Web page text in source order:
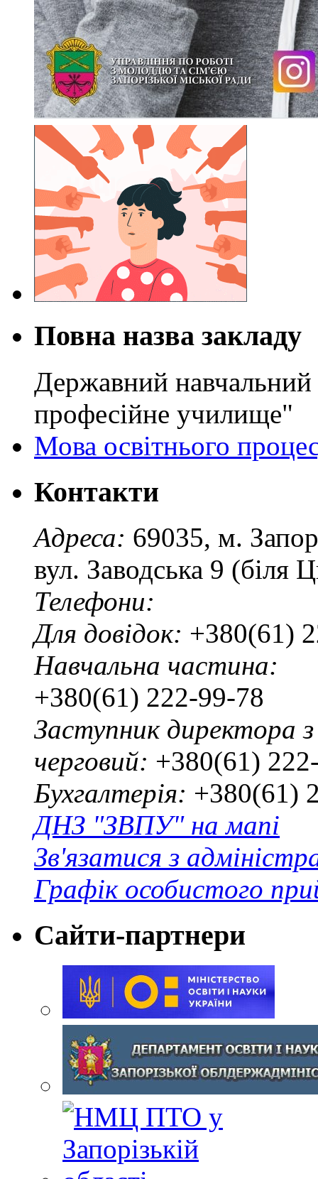
Повна назва закладу
Державний навчальний
професійне училище"
Мова освітнього
Контакти
Адреса: 69035, м.
вул. Заводська 9 (біля
Телефони:
Для довідок: +380(61)
Навчальна частина:
+380(61) 222-99-78
Заступник директора
черговий: +380(61)
Бухгалтерія: +380(61)
ДНЗ "ЗВПУ" на мапі
Зв'язатися з
Графік особистого
Сайти-партнери